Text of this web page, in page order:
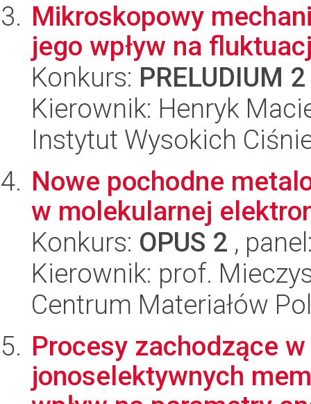
Mikroskopowy
jego wpływ na
Konkurs: PRELUDIUM 2
Kierownik: Henryk
Instytut Wysokich
Nowe pochodne
w molekularnej
Konkurs: OPUS 2 ,
Kierownik: prof.
Centrum Materiałów
Procesy zachodzące
jonoselektywnych